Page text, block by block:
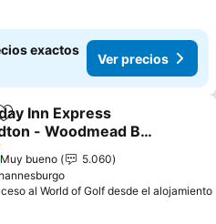
exactos
Ver precios
Agregar a favoritos
Inn Express
- Woodmead By
Muy bueno
5.060
al World of Golf desde el alojamiento